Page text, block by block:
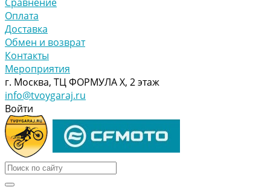
Оплата
Доставка
Обмен и возврат
Контакты
Мероприятия
г. Москва, ТЦ ФОРМУЛА Х, 2 этаж
info@tvoygaraj.ru
Войти